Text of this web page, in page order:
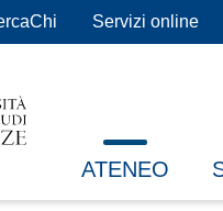
Servizi online
ATENEO